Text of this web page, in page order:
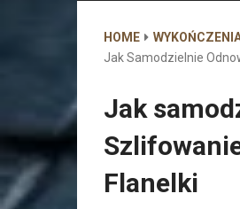
HOME
Jak Samodzielnie
Jak
Flanelki